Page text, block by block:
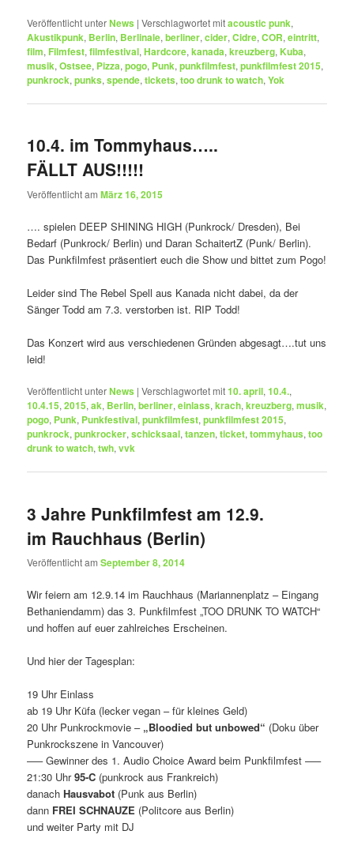
Veröffentlicht unterNews |Verschlagwortet mitacoustic punk,
Akustikpunk, Berlin, Berlinale,berliner,cider,Cidre,COR,eintritt,
film, Filmfest,filmfestival,Hardcore,kanada,kreuzberg, Kuba,
musik,Ostsee, Pizza,pogo, Punk,punkfilmfest,punkfilmfest 2015,
punkrock,punks,spende,tickets,too drunk to watch,Yok
10.4. im Tommyhaus…..
FÄLLT AUS!!!!!
Veröffentlicht amMärz 16, 2015
…. spielen DEEP SHINING HIGH (Punkrock/ Dresden), Bei
Bedarf (Punkrock/ Berlin) und Daran SchaitertZ (Punk/ Berlin).
Das Punkfilmfest präsentiert euch die Show und bittet zum Pogo!
Leider sind The Rebel Spell aus Kanada nicht dabei, da der
Sänger Todd am 7.3. verstorben ist. RIP Todd!
Das Konzert wird aus verschiedenen Gründen abgesagt….tut uns
leid!
Veröffentlicht unterNews |Verschlagwortet mit10. april,10.4.,
10.4.15,2015,ak, Berlin,berliner,einlass,krach,kreuzberg,musik,
pogo, Punk, Punkfestival,punkfilmfest,punkfilmfest 2015,
punkrock,punkrocker,schicksaal,tanzen,ticket,tommyhaus,too
drunk to watch,twh,vvk
3 Jahre Punkfilmfest am 12.9.
im Rauchhaus (Berlin)
Veröffentlicht amSeptember 8, 2014
Wir feiern am 12.9.14 im Rauchhaus (Mariannenplatz – Eingang
Bethaniendamm) das 3. Punkfilmfest „TOO DRUNK TO WATCH“
und hoffen auf euer zahlreiches Erscheinen.
Und hier der Tagesplan:
19 Uhr Einlass
ab 19 Uhr Küfa (lecker vegan – für kleines Geld)
20 Uhr Punkrockmovie – „Bloodied but unbowed“ (Doku über
Punkrockszene in Vancouver)
—– Gewinner des 1. Audio Choice Award beim Punkfilmfest —–
21:30 Uhr95-C (punkrock aus Frankreich)
danachHausvabot (Punk aus Berlin)
dann FREI SCHNAUZE (Politcore aus Berlin)
und weiter Party mit DJ